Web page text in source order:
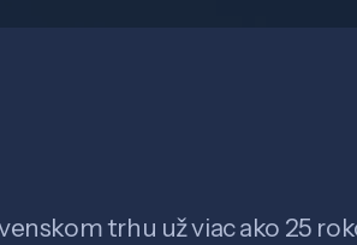
trhu už viac ako 25